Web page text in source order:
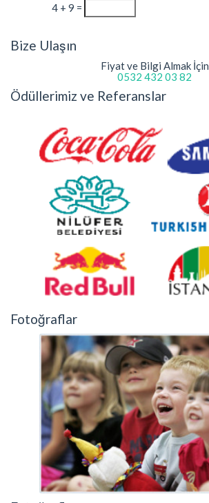
4 + 9 =
Bize Ulaşın
Fiyat ve Bilgi Almak İçin
0532 432 03 82
Ödüllerimiz ve Referanslar
Fotoğraflar